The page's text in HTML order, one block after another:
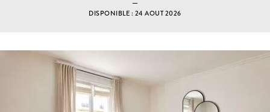
DISPONIBLE : 24 AOUT 2026